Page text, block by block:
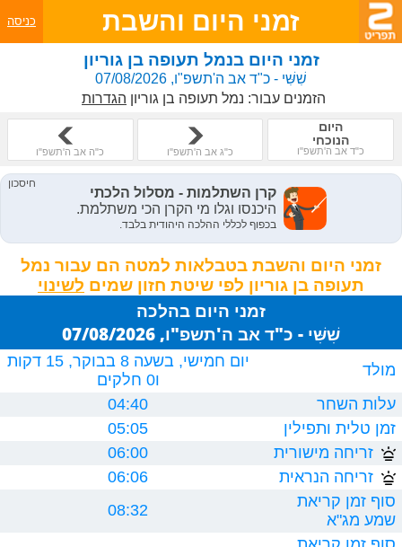
זמני היום והשבת כניסה
זמני היום בנמל תעופה בן גוריון
שִׁשִּׁי - כ"ד אב ה'תשפ"ו, 07/08/2026
הזמנים עבור: נמל תעופה בן גוריון הגדרות
היום
הנוכחי
כ"ד אב ה'תשפ"ו כ"ג אב ה'תשפ"ו כ"ה אב ה'תשפ"ו
זמני היום והשבת בטבלאות למטה הם עבור נמל
תעופה בן גוריון לפי שיטת חזון שמים
זמני היום בהלכה
שִׁשִּׁי - כ"ד אב ה'תשפ"ו, 07/08/2026
מולד
יום חמישי, בשעה 8 בבוקר, 15 דקות
ו0 חלקים
עלות השחר
04:40
זמן טלית ותפילין
05:05
זריחה מישורית
06:00
זריחה הנראית
06:06
סוף זמן קריאת
שמע מג"א
08:32